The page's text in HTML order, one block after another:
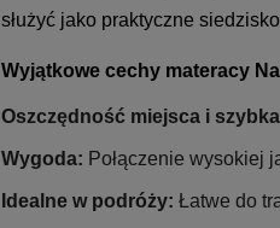
służyć jako praktyczne
Wyjątkowe cechy materacy
Oszczędność miejsca i
Wygoda: Połączenie wysokiej
Idealne w podróży: Łatwe do